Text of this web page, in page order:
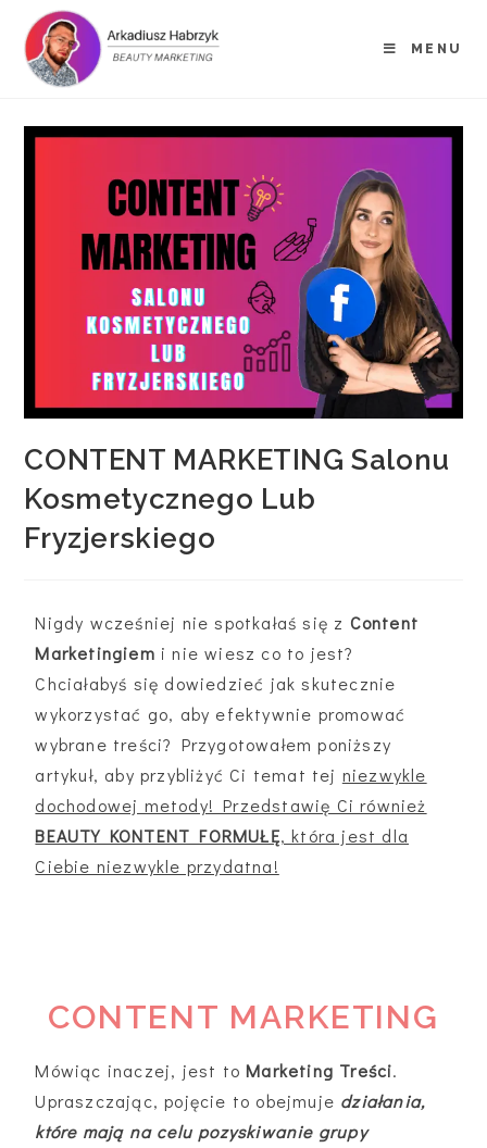
MENU
CONTENT MARKETING Salonu
Kosmetycznego Lub
Fryzjerskiego
Nigdy wcześniej nie spotkałaś się z Content
Marketingiem i nie wiesz co to jest?
Chciałabyś się dowiedzieć jak skutecznie
wykorzystać go, aby efektywnie promować
wybrane treści? Przygotowałem poniższy
artykuł, aby przybliżyć Ci temat tej niezwykle
dochodowej metody! Przedstawię Ci również
BEAUTY KONTENT FORMUŁĘ, która jest dla
Ciebie niezwykle przydatna!
CONTENT MARKETING
Mówiąc inaczej, jest toMarketing Treści.
Upraszczając, pojęcie to obejmuje działania,
które mają na celu pozyskiwanie grupy